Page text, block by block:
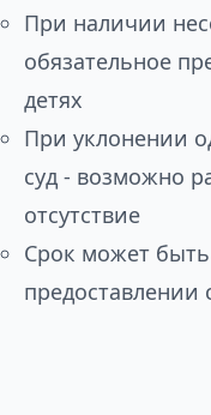
При наличии
обязательное
детях
При уклонении
суд - возможно
отсутствие
Срок может